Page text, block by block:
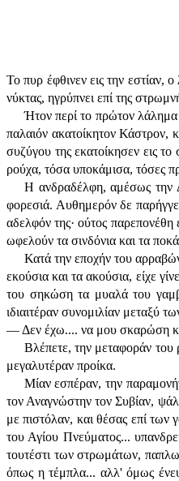
Το πυρ έφθινεν εις την εστίαν,
νύκτας, ηγρύπνει επί της
Ήτον περί το πρώτον λάλημα
παλαιόν ακατοίκητον Κάστρον,
συζύγου της εκατοίκησεν εις
ρούχα, τόσα υποκάμισα, τόσες
Η ανδραδέλφη, αμέσως την
φορεσιά. Αυθημερόν δε
αδελφόν της· ούτος παρεπονέθη
ωφελούν τα σινδόνια και τα
Κατά την εποχήν του
εκούσια και τα ακούσια, είχε
του σηκώση τα μυαλά του
ιδιαιτέραν συνομιλίαν μεταξύ
— Δεν έχω.... να μου σκαρώση
Βλέπετε, την μεταφοράν
μεγαλυτέραν προίκα.
Μίαν εσπέραν, την
τον Αναγνώστην τον Συβίαν,
με πιστόλαν, και θέσας επί των
του Αγίου Πνεύματος...
τουτέστι των στρωμάτων,
όπως η τέμπλα... αλλ' όμως